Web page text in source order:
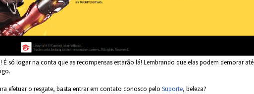
É só logar na conta que as recompensas estarão lá! Lembrando que elas podem demorar
efetuar o resgate, basta entrar em contato conosco pelo Suporte, beleza?